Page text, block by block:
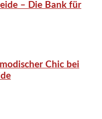
– Die Bank für
Chic bei